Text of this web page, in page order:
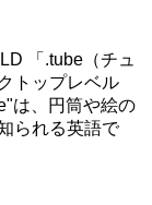
「.tube（チュ
トップレベル
は、円筒や絵の
られる英語で